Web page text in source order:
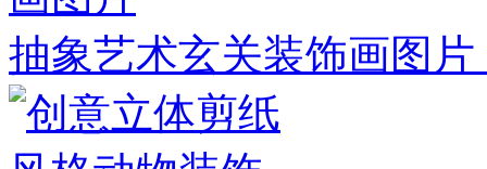
抽象艺术玄关装饰画图片